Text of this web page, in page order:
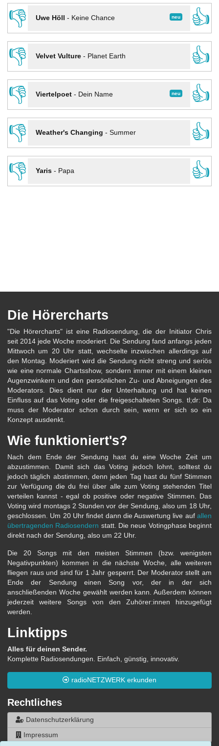
👎
neu
Uwe Höll - Keine Chance
👍
👎
Velvet Vulture- Planet Earth
👍
👎
neu
Viertelpoet- Dein Name
👍
👎
Weather's Changing - Summer
👍
👎
Yaris- Papa 👍
Die Hörercharts
"Die Hörercharts" ist eine Radiosendung, die der Initiator Chris
seit 2014 jede Woche moderiert. Die Sendung fand anfangs jeden
Mittwoch um 20 Uhr statt, wechselte inzwischen allerdings auf
den Montag. Moderiert wird die Sendung nicht streng und seriös
wie eine normale Chartsshow, sondern immer mit einem kleinen
Augenzwinkern und den persönlichen Zu- und Abneigungen des
Moderators. Dies dient nur der Unterhaltung und hat keinen
Einfluss auf das Voting oder die freigeschalteten Songs. tl;dr: Da
muss der Moderator schon durch sein, wenn er sich so ein
Konzept ausdenkt.
Wie funktioniert's?
Nach dem Ende der Sendung hast du eine Woche Zeit um
abzustimmen. Damit sich das Voting jedoch lohnt, solltest du
jedoch täglich abstimmen, denn jeden Tag hast du fünf Stimmen
zur Verfügung die du frei über alle zum Voting stehenden Titel
verteilen kannst - egal ob positive oder negative Stimmen. Das
Voting wird montags 2 Stunden vor der Sendung, also um 18 Uhr,
geschlossen. Um 20 Uhr findet dann die Auswertung live auf allen
übertragenden Radiosendern statt. Die neue Votingphase beginnt
direkt nach der Sendung, also um 22 Uhr.
Die 20 Songs mit den meisten Stimmen (bzw. wenigsten
Negativpunkten) kommen in die nächste Woche, alle weiteren
fliegen raus und sind für 1 Jahr gesperrt. Der Moderator stellt am
Ende der Sendung einen Song vor, der in der sich
anschließenden Woche gewählt werden kann. Außerdem können
jederzeit weitere Songs von den Zuhörer:innen hinzugefügt
werden.
Linktipps
Alles für deinen Sender.
Komplette Radiosendungen. Einfach, günstig, innovativ.
radioNETZWERK erkunden
Rechtliches
Datenschutzerklärung
Impressum